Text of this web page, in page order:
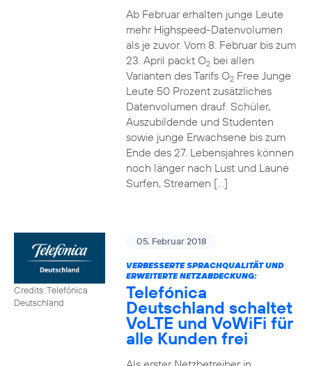
Ab Februar erhalten junge Leute
mehr Highspeed-Datenvolumen
als je zuvor. Vom 8. Februar bis zum
23. April packt O2bei allen
Varianten des Tarifs O2Free Junge
Leute 50 Prozent zusätzliches
Datenvolumen drauf. Schüler,
Auszubildende und Studenten
sowie junge Erwachsene bis zum
Ende des 27. Lebensjahres können
noch länger nach Lust und Laune
Surfen, Streamen […]
Credits: Telefónica
Deutschland
05. Februar 2018
VERBESSERTE SPRACHQUALITÄT UND
ERWEITERTE NETZABDECKUNG:
Telefónica
Deutschland schaltet
VoLTE und VoWiFi für
alle Kunden frei